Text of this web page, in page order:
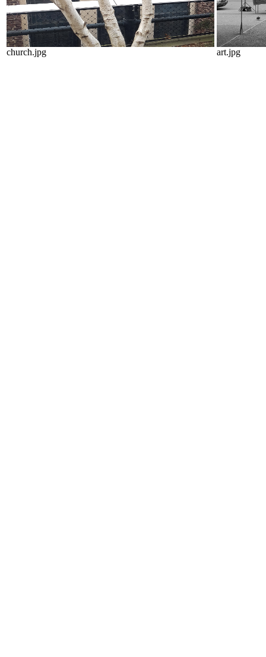
church.jpg art.jpg